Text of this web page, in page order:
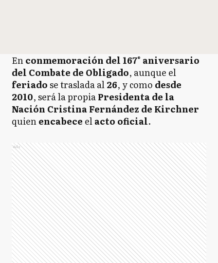
Enconmemoración del 167° aniversario
del Combate de Obligado, aunque el
feriadose traslada al26, y como desde
2010, será la propiaPresidenta de la
Nación Cristina Fernández de Kirchner
quienencabece elacto oficial.
Ads